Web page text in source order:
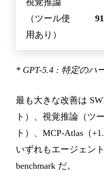
（ツール使
用あり）
* GPT-5.4 : 特定のハ
最も大きな改善は
ト）、視覚推論（ツ
ト）、MCP-Atlas（
いずれもエージェン
benchmark だ。